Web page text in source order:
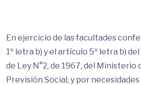
En ejercicio de las facultades
1º letra b) y el artículo 5º letra b)
de Ley N°2, de 1967, del Ministerio
Previsión Social, y por